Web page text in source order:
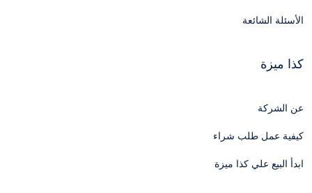
الأسئلة الشائعة
كذا ميزة
عن الشركة
كيفية عمل طلب شراء
ابدأ البيع علي كذا ميزة